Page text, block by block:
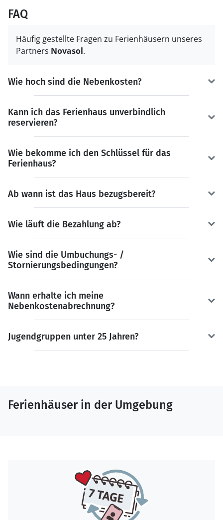
FAQ
Häufig gestellte Fragen zu Ferienhäusern unseres
Partners Novasol.
Wie hoch sind die Nebenkosten?
Kann ich das Ferienhaus unverbindlich
reservieren?
Wie bekomme ich den Schlüssel für das
Ferienhaus?
Ab wann ist das Haus bezugsbereit?
Wie läuft die Bezahlung ab?
Wie sind die Umbuchungs- /
Stornierungsbedingungen?
Wann erhalte ich meine
Nebenkostenabrechnung?
Jugendgruppen unter 25 Jahren?
Ferienhäuser in der Umgebung